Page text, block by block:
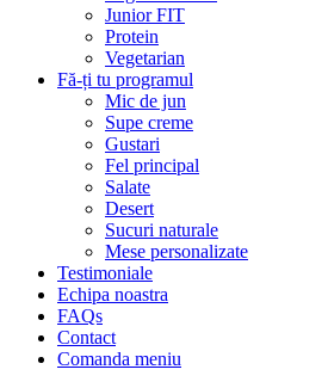
Junior FIT
Protein
Vegetarian
Fă-ți tu programul
Mic de jun
Supe creme
Gustari
Fel principal
Salate
Desert
Sucuri naturale
Mese personalizate
Testimoniale
Echipa noastra
FAQs
Contact
Comanda meniu